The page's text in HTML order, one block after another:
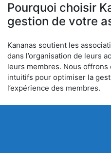
Pourquoi choisir
gestion de votre
Kananas soutient les
dans l’organisation de leurs
leurs membres. Nous
intuitifs pour optimiser la
l’expérience des membres.